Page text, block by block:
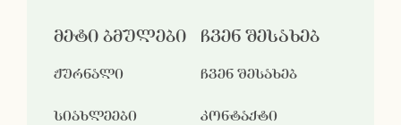
მეტი ბმულები
ჟურნალი
სიახლეები
ჩვენ შესახებ
ჩვენ შესახებ
კონტაქტი